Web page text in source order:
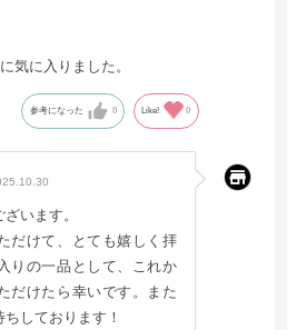
気に入りました。
参考になった 0 Like! 0
います。
だけて、とても嬉しく拝
りの一品として、これか
だけたら幸いです。また
しております！